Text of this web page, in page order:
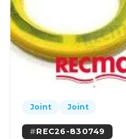
Joint Joint
REC26-830749